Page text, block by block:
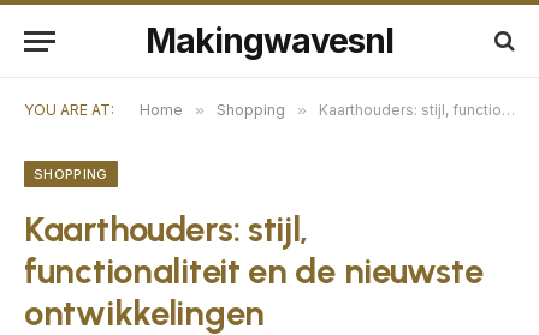
Makingwavesnl
YOU ARE AT: Home » Shopping » Kaarthouders: stijl, functionaliteit en de nieuwste ontwikkelingen
SHOPPING
Kaarthouders: stijl,
functionaliteit en de nieuwste
ontwikkelingen